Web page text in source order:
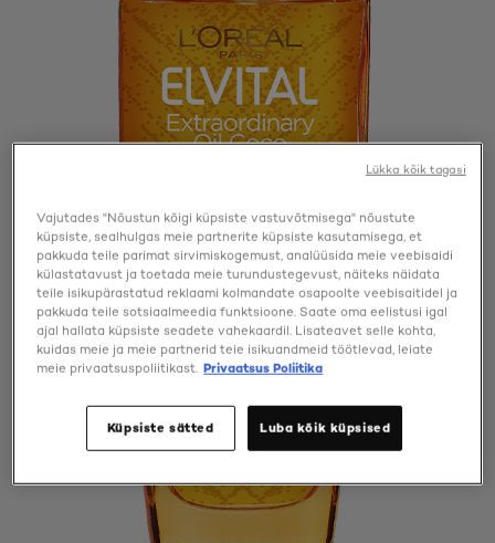
Vajutades "Nõustun kõigi küpsiste vastuvõtmisega" nõustute
küpsiste, sealhulgas meie partnerite küpsiste kasutamisega, et
pakkuda teile parimat sirvimiskogemust, analüüsida meie veebisaidi
külastatavust ja toetada meie turundustegevust, näiteks näidata
teile isikupärastatud reklaami kolmandate osapoolte veebisaitidel ja
pakkuda teile sotsiaalmeedia funktsioone. Saate oma eelistusi igal
ajal hallata küpsiste seadete vahekaardil. Lisateavet selle kohta,
kuidas meie ja meie partnerid teie isikuandmeid töötlevad, leiate
meie privaatsuspoliitikast. Privaatsus Poliitika
Küpsiste sätted Luba kõik küpsised
Lükka kõik tagasi